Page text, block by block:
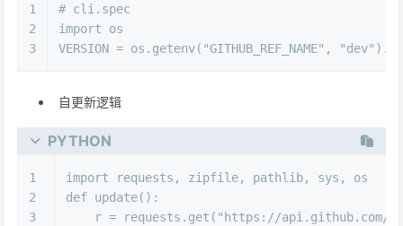
1
2
3
# cli.spec
import os
VERSION = os.getenv( "GITHUB_REF_NAME" , "dev"
自更新逻辑
PYTHON
1
2
3
import requests, zipfile, pathlib, sys, os
def update():
    r = requests.get(
"https://api.github.com/